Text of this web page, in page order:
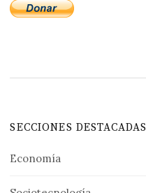
SECCIONES DESTACADAS
Economía